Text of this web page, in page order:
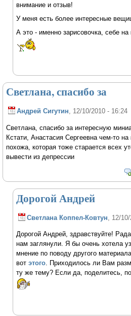
внимание и отзыв!
У меня есть более интересные
А это - именно зарисовочка, себе на
Светлана, спасибо за
Андрей Сигутин , 12/10/2010 - 16:24
Светлана, спасибо за интересную
Кстати, Анастасия Сергеевна чем-то
похожа, которая тоже старается всех
вывести из депрессии
Дорогой Андрей
Светлана Коппел-Ковтун , 12/
Дорогой Андрей, здравствуйте!
нам заглянули. Я бы очень хотела
мнение по поводу другого
вотэтого. Приходилось ли Вам
ту же тему? Если да, поделитесь,